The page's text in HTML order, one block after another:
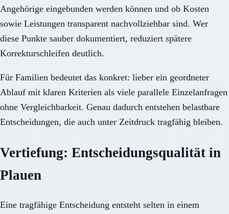
Angehörige eingebunden werden können und ob Kosten
sowie Leistungen transparent nachvollziehbar sind. Wer
diese Punkte sauber dokumentiert, reduziert spätere
Korrekturschleifen deutlich.
Für Familien bedeutet das konkret: lieber ein geordneter
Ablauf mit klaren Kriterien als viele parallele Einzelanfragen
ohne Vergleichbarkeit. Genau dadurch entstehen belastbare
Entscheidungen, die auch unter Zeitdruck tragfähig bleiben.
Vertiefung: Entscheidungsqualität in
Plauen
Eine tragfähige Entscheidung entsteht selten in einem